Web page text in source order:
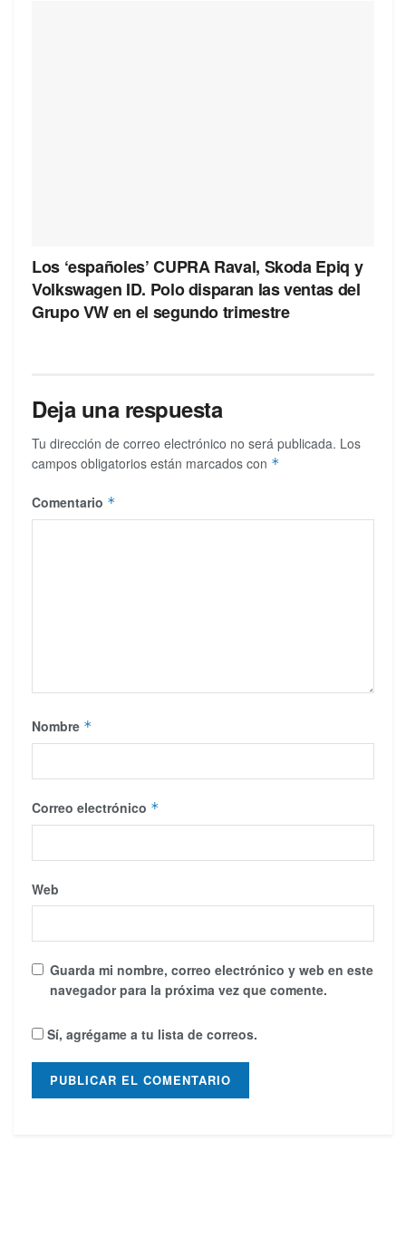
Los ‘españoles’ CUPRA Raval, Skoda Epiq y
Volkswagen ID. Polo disparan las ventas del
Grupo VW en el segundo trimestre
Deja una respuesta
Tu dirección de correo electrónico no será publicada. Los
campos obligatorios están marcados con *
Comentario *
Nombre *
Correo electrónico *
Web
Guarda mi nombre, correo electrónico y web en este
navegador para la próxima vez que comente.
Sí, agrégame a tu lista de correos.